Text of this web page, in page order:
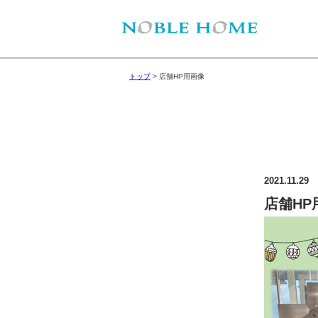
トップ> 店舗HP用画像
2021.11.29
店舗HP